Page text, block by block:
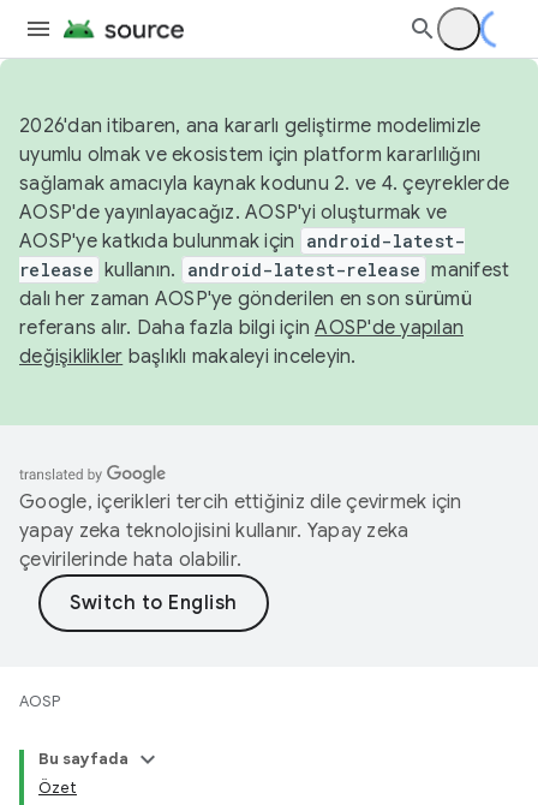
2026'dan itibaren, ana kararlı geliştirme modelimizle
uyumlu olmak ve ekosistem için platform kararlılığını
sağlamak amacıyla kaynak kodunu 2. ve 4. çeyreklerde
AOSP'de yayınlayacağız. AOSP'yi oluşturmak ve
AOSP'ye katkıda bulunmak için
android-latest-
release kullanın. android-latest-release manifest
dalı her zaman AOSP'ye gönderilen en son sürümü
referans alır. Daha fazla bilgi içinAOSP'de yapılan
değişiklikler başlıklı makaleyi inceleyin.
Google, içerikleri tercih ettiğiniz dile çevirmek için
yapay zeka teknolojisini kullanır. Yapay zeka
çevirilerinde hata olabilir.
AOSP
Bu sayfada
Özet